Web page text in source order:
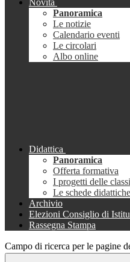
Novità
Panoramica
Le notizie
Calendario eventi
Le circolari
Albo online
Didattica
Panoramica
Offerta formativa
I progetti delle classi
Le schede didattiche
Archivio
Elezioni Consiglio di
Rassegna Stampa
Campo di ricerca per le pagine